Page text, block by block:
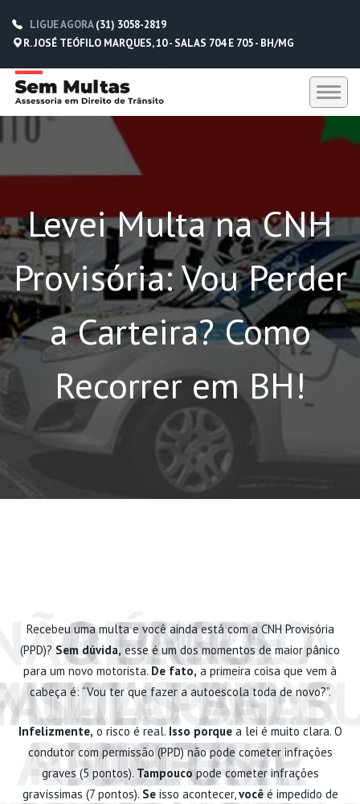
LIGUE AGORA(31) 3058-2819
R. JOSÉ TEÓFILO MARQUES, 10 - SALAS 704 E 705 - BH/MG
DEPOIMENTOS
CONTATO
(31) 3058-2819
(31) 98229-5662
(31) 98752-0612
Levei Multa na CNH
Provisória: Vou Perder
a Carteira? Como
Recorrer em BH!
Recebeu uma multa e você ainda está com a CNH Provisória
(PPD)? Sem dúvida, esse é um dos momentos de maior pânico
para um novo motorista. De fato, a primeira coisa que vem à
cabeça é: “Vou ter que fazer a autoescola toda de novo?”.
Infelizmente, o risco é real. Isso porquea lei é muito clara. O
condutor com permissão (PPD) não pode cometer infrações
graves (5 pontos). Tampouco pode cometer infrações
gravíssimas (7 pontos). Seisso acontecer, vocêé impedido de
O ERRO
PAGAR
A MULTA (E
A ÚNICA
SOLUÇÃO:
RECORRER
RECURSO
BH:
DEFESA
PAGUE A
FALE
COM UM